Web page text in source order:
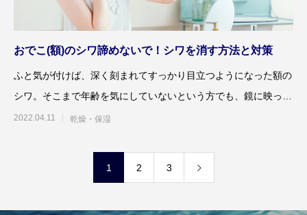
おでこ(額)のシワ諦めないで！シワを消す方法と対策
ふと気が付けば、深く刻まれてすっかり目立つようになった額の
シワ。そこまで年齢を気にしていないという方でも、鏡に映った
額のシワに愕然とする瞬
2022.04.11 乾燥・保湿
1 2 3